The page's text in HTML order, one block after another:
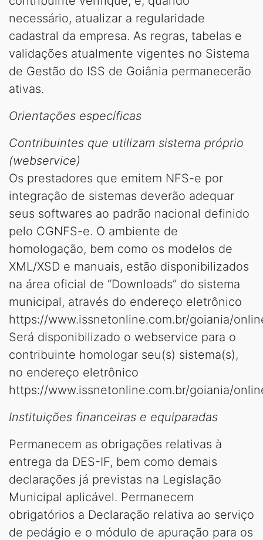
necessário, atualizar a regularidade
cadastral da empresa. As regras, tabelas e
validações atualmente vigentes no Sistema
de Gestão do ISS de Goiânia permanecerão
ativas.
Orientações específicas
Contribuintes que utilizam sistema próprio
(webservice)
Os prestadores que emitem NFS-e por
integração de sistemas deverão adequar
seus softwares ao padrão nacional definido
pelo CGNFS-e. O ambiente de
homologação, bem como os modelos de
XML/XSD e manuais, estão disponibilizados
na área oficial de “Downloads” do sistema
municipal, através do endereço eletrônico
https://www.issnetonline.com.br/goiania/
Será disponibilizado o webservice para o
contribuinte homologar seu(s) sistema(s),
no endereço eletrônico
https://www.issnetonline.com.br/goiania/
Instituições financeiras e equiparadas
Permanecem as obrigações relativas à
entrega da DES-IF, bem como demais
declarações já previstas na Legislação
Municipal aplicável. Permanecem
obrigatórios a Declaração relativa ao serviço
de pedágio e o módulo de apuração para os